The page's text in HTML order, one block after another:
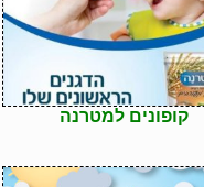
קופונים למטרנה